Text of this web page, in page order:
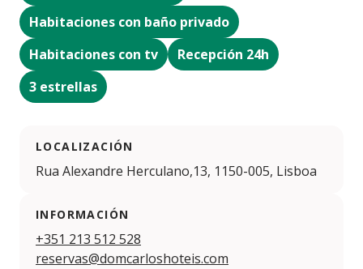
Habitaciones con baño privado
Habitaciones con tv
Recepción 24h
3 estrellas
LOCALIZACIÓN
Rua Alexandre Herculano,13, 1150-005, Lisboa
INFORMACIÓN
+351 213 512 528
reservas@domcarloshoteis.com